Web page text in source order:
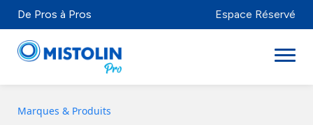
De Pros à Pros Espace Réservé
Secteurs
Marques & Produits